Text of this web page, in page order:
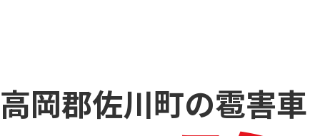
高岡郡佐川町の雹害車